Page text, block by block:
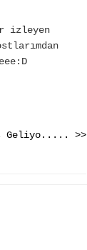
izleyen
Geliyo..... >>